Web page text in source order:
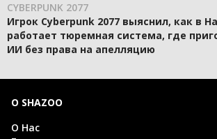
CYBERPUNK 2077
Игрок Cyberpunk 2077 выяснил, как в
работает тюремная система, где
ИИ без права на апелляцию
О SHAZOO
О Нас